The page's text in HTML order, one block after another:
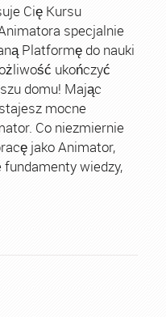
Cię Kursu
specjalnie
Platformę do nauki
ukończyć
domu! Mając
mocne
Co niezmiernie
jako Animator,
wiedzy,